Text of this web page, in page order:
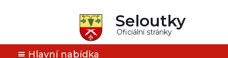
Seloutky
Oficiální stránky
Hlavní nabídka